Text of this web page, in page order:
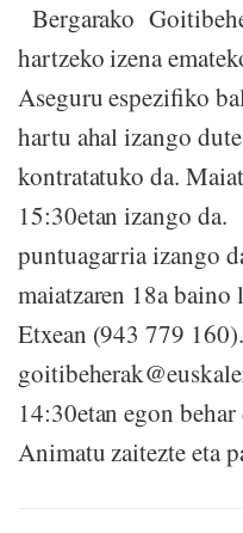
Bergarako
hartzeko izena
Aseguru espezifiko
hartu ahal izango
kontratatuko da.
15:30etan izango
puntuagarria izango
maiatzaren 18a
Etxean (943 779
14:30etan egon
Animatu zaitezte eta